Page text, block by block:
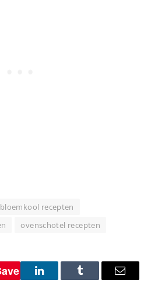
bloemkool recepten
ovenschotel recepten
LinkedInTumblr Email